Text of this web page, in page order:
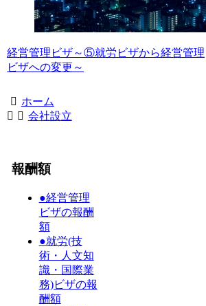
経営管理ビザ～⑤就労ビザから経営管理
ビザへの変更～
ホーム
会社設立
報酬額
●経営管理
ビザの報酬
額
●就労(技
術・人文知
識・国際業
務)ビザの報
酬額